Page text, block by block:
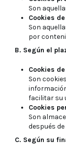
Son
Cookies
Son
por
B. Según el
Cookies
Son
facilitar su
Cookies
Son
después
C. Según su